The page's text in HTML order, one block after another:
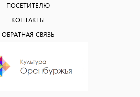
ПОСЕТИТЕЛЮ
КОНТАКТЫ
ОБРАТНАЯ СВЯЗЬ